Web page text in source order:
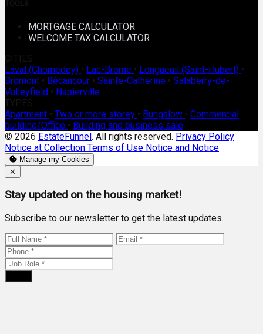
MORTGAGE CALCULATOR
WELCOME TAX CALCULATOR
Laval (Chomedey)
Lac-Brome Longueuil (Saint-Hubert)
Bromont
Bécancour Sainte-Catherine
Salaberry-de-
Valleyfield
Napierville
Apartment
Two or more storey Bungalow
Commercial
building/Office
Building and business sale
© 2026 EstateFunnel. All rights reserved. Privacy Policy
Notice at Collection Terms of Use Notice and Notice
Manage my Cookies
Close
✕
Stay updated on the housing market!
Subscribe to our newsletter to get the latest updates.